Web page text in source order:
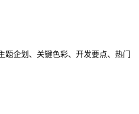
企划、关键色彩、开发要点、热门